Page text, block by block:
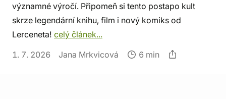
významné výročí. Připomeň si tento postapo kult
skrze legendární knihu, film i nový komiks od
Lerceneta! celý článek...
1. 7. 2026
Jana Mrkvicová 6 min